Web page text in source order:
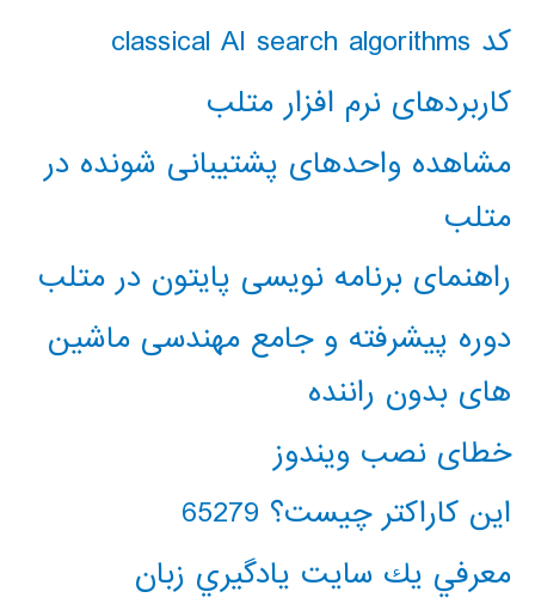
کد classical AI search algorithms
کاربردهای نرم افزار متلب
مشاهده واحدهای پشتیبانی شونده در
متلب
راهنمای برنامه نویسی پایتون در متلب
دوره پیشرفته و جامع مهندسی ماشین
های بدون راننده
خطای نصب ویندوز
این کاراکتر چیست؟ 65279
معرفي يك سايت يادگيري زبان